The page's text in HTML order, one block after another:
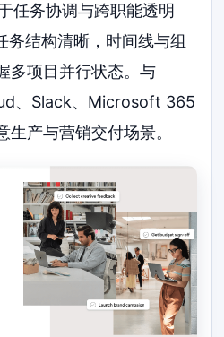
任务协调与跨职能透明
结构清晰，时间线与组
多项目并行状态。与
、Slack、Microsoft 365
产与营销交付场景。